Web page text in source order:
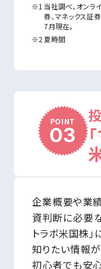
当社調べ、オンラ
券、マネックス証
7月現在。
夏時間
POINT
03
企業概要や業
資判断に必要
トラボ米国株」
知りたい情報が
初心者でも安